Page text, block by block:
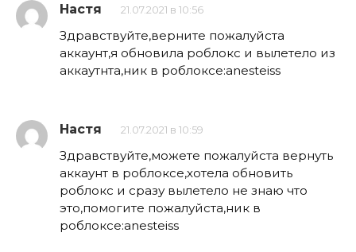
Настя 21.07.2021 в 10:56
Здравствуйте,верните пожалуйста
аккаунт,я обновила роблокс и вылетело из
аккаутнта,ник в роблоксе:anesteiss
Настя 21.07.2021 в 10:59
Здравствуйте,можете пожалуйста вернуть
аккаунт в роблоксе,хотела обновить
роблокс и сразу вылетело не знаю что
это,помогите пожалуйста,ник в
роблоксе:anesteiss